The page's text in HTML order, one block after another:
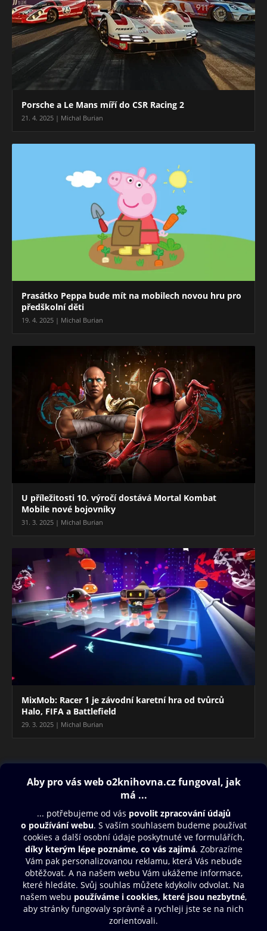
Porsche a Le Mans míří do CSR Racing 2
21. 4. 2025 | Michal Burian
Prasátko Peppa bude mít na mobilech novou hru pro
předškolní děti
19. 4. 2025 | Michal Burian
U příležitosti 10. výročí dostává Mortal Kombat
Mobile nové bojovníky
31. 3. 2025 | Michal Burian
MixMob: Racer 1 je závodní karetní hra od tvůrců
Halo, FIFA a Battlefield
29. 3. 2025 | Michal Burian
Blog
Obsah ke stažení
Moje O2 Knihovna
Další zábava
© O2 Czech Republic a.s.